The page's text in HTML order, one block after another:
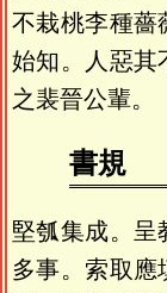
不栽桃李種薔
始知。人惡其
之裴晉公輩。
書規
堅瓠集成。呈
多事。索取應